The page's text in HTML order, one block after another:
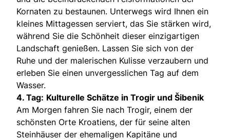
Kornaten zu bestaunen. Unterwegs wird Ihnen ein
kleines Mittagessen serviert, das Sie stärken wird,
während Sie die Schönheit dieser einzigartigen
Landschaft genießen. Lassen Sie sich von der
Ruhe und der malerischen Kulisse verzaubern und
erleben Sie einen unvergesslichen Tag auf dem
Wasser.
4. Tag: Kulturelle Schätze in Trogir und Šibenik
Am Morgen fahren Sie nach Trogir, einem der
schönsten Orte Kroatiens, der für seine alten
Steinhäuser der ehemaligen Kapitäne und